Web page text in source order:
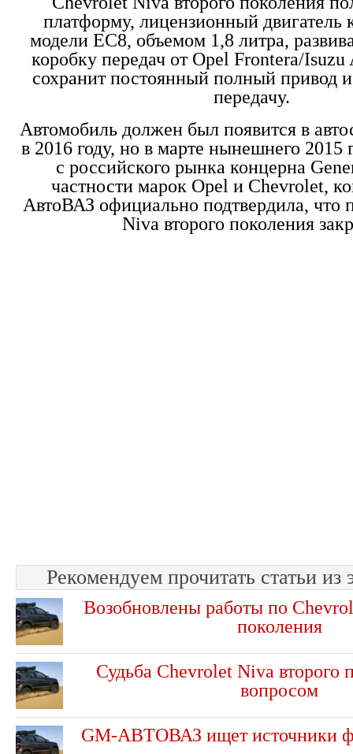
платформу, лицензионный двигатель
модели EC8, объемом 1,8 литра,
коробку передач от Opel Frontera/
сохранит постоянный полный
передачу.
Автомобиль должен был появится в
в 2016 году, но в марте нынешнего 2015
с российского рынка концерна
частности марок Opel и Chevrolet,
АвтоВАЗ официально подтвердила, что
Niva второго поколения
Рекомендуем прочитать статьи из
Возобновлены работы по
поколения
Судьба Chevrolet Niva второго
вопросом
GM-АВТОВАЗ ищет источники